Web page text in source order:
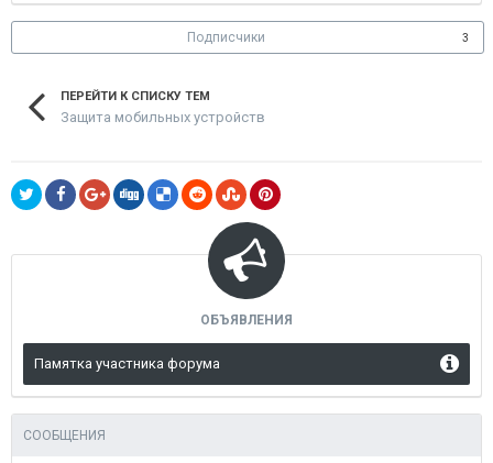
Подписчики 3
ПЕРЕЙТИ К СПИСКУ ТЕМ
Защита мобильных устройств
ОБЪЯВЛЕНИЯ
Памятка участника форума
СООБЩЕНИЯ